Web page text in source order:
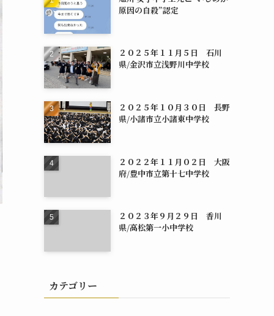
原因の自殺”認定
２０２５年１１月５日 石川
県/金沢市立浅野川中学校
２０２５年１０月３０日 長野
県/小諸市立小諸東中学校
２０２２年１１月０２日 大阪
府/豊中市立第十七中学校
２０２３年９月２９日 香川
県/高松第一小中学校
カテゴリー